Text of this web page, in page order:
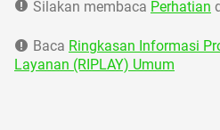
Silakan membaca Perhatian
Baca Ringkasan Informasi
Layanan (RIPLAY) Umum